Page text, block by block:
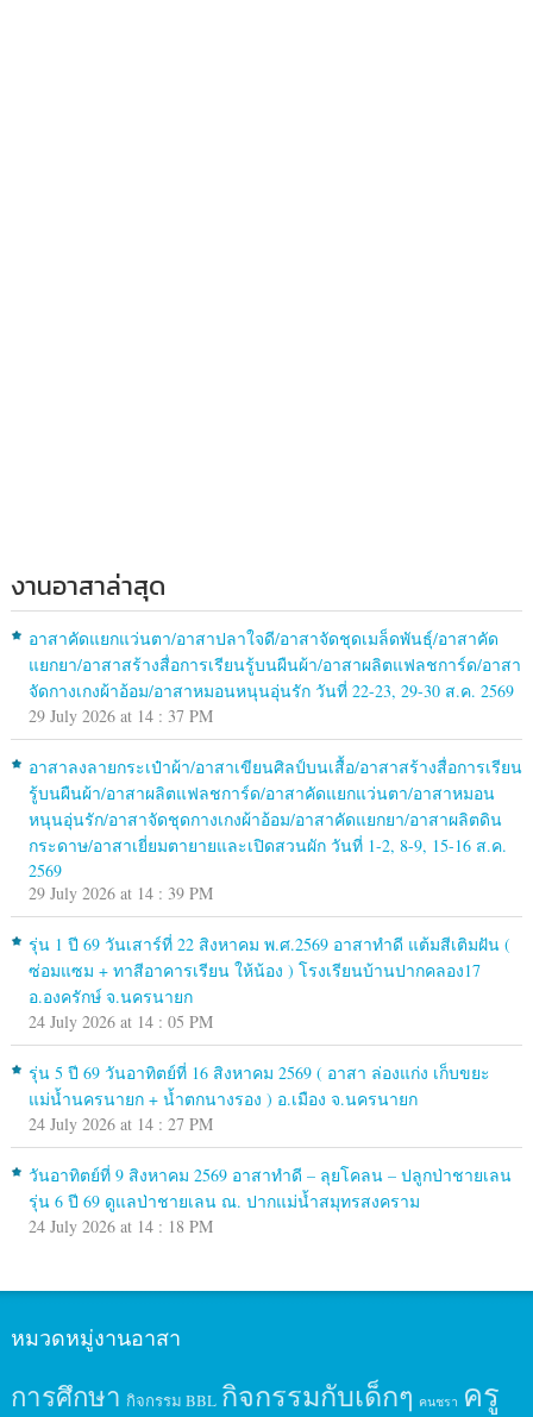
งานอาสาล่าสุด
อาสาคัดแยกแว่นตา/อาสาปลาใจดี/อาสาจัดชุดเมล็ดพันธุ์/อาสาคัด
แยกยา/อาสาสร้างสื่อการเรียนรู้บนผืนผ้า/อาสาผลิตแฟลชการ์ด/อาสา
จัดกางเกงผ้าอ้อม/อาสาหมอนหนุนอุ่นรัก วันที่ 22-23, 29-30 ส.ค. 2569
29 July 2026 at 14 : 37 PM
อาสาลงลายกระเป๋าผ้า/อาสาเขียนศิลป์บนเสื้อ/อาสาสร้างสื่อการเรียน
รู้บนผืนผ้า/อาสาผลิตแฟลชการ์ด/อาสาคัดแยกแว่นตา/อาสาหมอน
หนุนอุ่นรัก/อาสาจัดชุดกางเกงผ้าอ้อม/อาสาคัดแยกยา/อาสาผลิตดิน
กระดาษ/อาสาเยี่ยมตายายและเปิดสวนผัก วันที่ 1-2, 8-9, 15-16 ส.ค.
2569
29 July 2026 at 14 : 39 PM
รุ่น 1 ปี 69 วันเสาร์ที่ 22 สิงหาคม พ.ศ.2569 อาสาทำดี แต้มสีเติมฝัน (
ซ่อมแซม + ทาสีอาคารเรียน ให้น้อง ) โรงเรียนบ้านปากคลอง17
อ.องครักษ์ จ.นครนายก
24 July 2026 at 14 : 05 PM
รุ่น 5 ปี 69 วันอาทิตย์ที่ 16 สิงหาคม 2569 ( อาสา ล่องแก่ง เก็บขยะ
แม่น้ำนครนายก + น้ำตกนางรอง ) อ.เมือง จ.นครนายก
24 July 2026 at 14 : 27 PM
วันอาทิตย์ที่ 9 สิงหาคม 2569 อาสาทำดี – ลุยโคลน – ปลูกป่าชายเลน
รุ่น 6 ปี 69 ดูแลป่าชายเลน ณ. ปากแม่น้ำสมุทรสงคราม
24 July 2026 at 14 : 18 PM
หมวดหมู่งานอาสา
การศึกษา กิจกรรม BBL กิจกรรมกับเด็กๆ คนชรา ครู